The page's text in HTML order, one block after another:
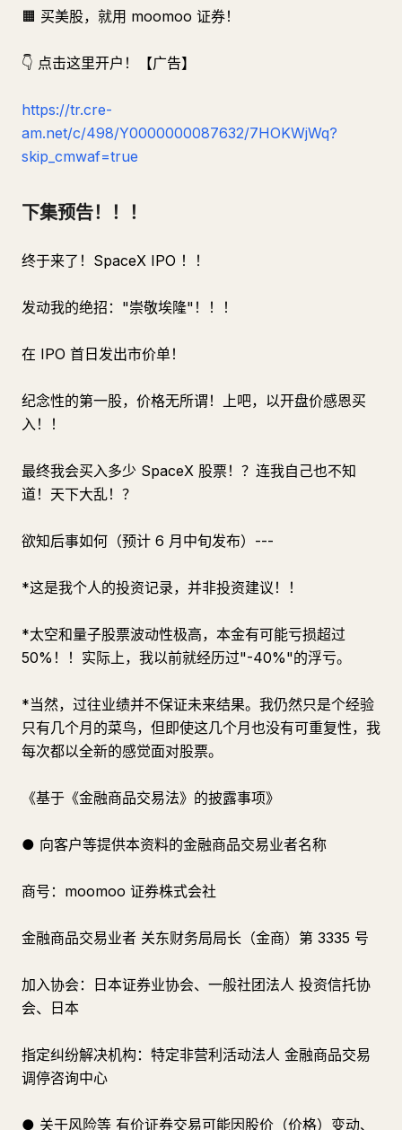
🟧 买美股，就用 moomoo 证券！
👇 点击这里开户！【广告】
https://tr.cre-
am.net/c/498/Y0000000087632/7HOKWjWq?
skip_cmwaf=true
下集预告！！！
终于来了！SpaceX IPO ！！
发动我的绝招："崇敬埃隆"！！！
在 IPO 首日发出市价单！
纪念性的第一股，价格无所谓！上吧，以开盘价感恩买
入！！
最终我会买入多少 SpaceX 股票！？连我自己也不知
道！天下大乱！？
欲知后事如何（预计 6 月中旬发布）---
*这是我个人的投资记录，并非投资建议！！
*太空和量子股票波动性极高，本金有可能亏损超过
50%！！实际上，我以前就经历过"-40%"的浮亏。
*当然，过往业绩并不保证未来结果。我仍然只是个经验
只有几个月的菜鸟，但即使这几个月也没有可重复性，我
每次都以全新的感觉面对股票。
《基于《金融商品交易法》的披露事项》
● 向客户等提供本资料的金融商品交易业者名称
商号：moomoo 证券株式会社
金融商品交易业者 关东财务局局长（金商）第 3335 号
加入协会：日本证券业协会、一般社团法人 投资信托协
会、日本
指定纠纷解决机构：特定非营利活动法人 金融商品交易
调停咨询中心
● 关于风险等 有价证券交易可能因股价（价格）变动、